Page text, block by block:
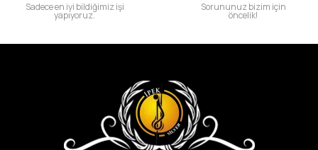
Sadece en iyi bildiğimiz işi
yapıyoruz.
Sorununuz bizim için
öncelik!